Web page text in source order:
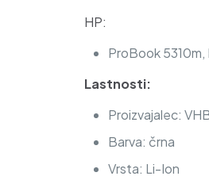
HP:
ProBook
Lastnosti:
Proizvajalec:
Barva: črna
Vrsta: Li-Ion